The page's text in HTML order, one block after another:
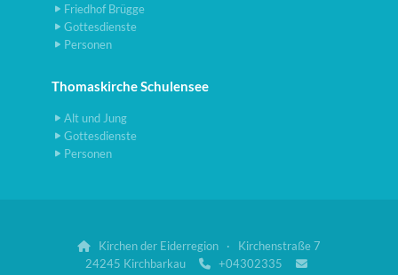
Friedhof Brügge
Gottesdienste
Personen
Thomaskirche Schulensee
Alt und Jung
Gottesdienste
Personen

Kirchen der Eiderregion · Kirchenstraße 7
24245 Kirchbarkau
 +04302335 